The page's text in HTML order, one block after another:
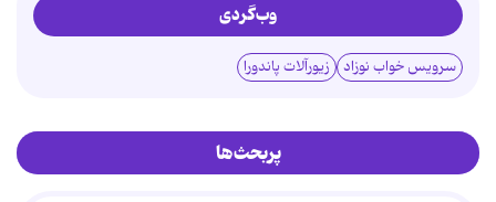
وب‌گردی
سرویس خواب نوزاد زیورآلات پاندورا
پربحث‌ها